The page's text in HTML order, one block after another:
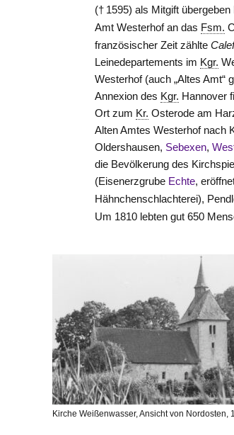
(† 1595) als Mitgift
AmtWesterhofan das Fsm.
französischer Zeit zählte
Leinedepartements im Kgr.
Westerhof(auch „Altes Amt“
Annexion des Kgr. Hannover
Ort zum Kr. Osterode am
Alten AmtesWesterhofnach
Oldershausen, Sebexen,
die Bevölkerung des
(Eisenerzgrube Echte,
Hähnchenschlachterei),
Um 1810 lebten gut 650
Kirche Weißenwasser, Ansicht von Nordosten,